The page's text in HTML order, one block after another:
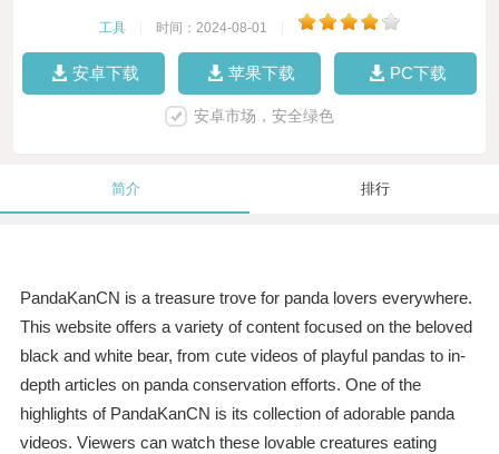
工具 时间：2024-08-01
安卓下载 苹果下载 PC下载
安卓市场，安全绿色
简介 排行
PandaKanCN is a treasure trove for panda lovers everywhere.
This website offers a variety of content focused on the beloved
black and white bear, from cute videos of playful pandas to in-
depth articles on panda conservation efforts. One of the
highlights of PandaKanCN is its collection of adorable panda
videos. Viewers can watch these lovable creatures eating